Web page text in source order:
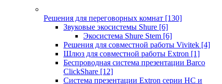
Решения для переговорных комнат [130]
Звуковые экосистемы Shure [6]
Экосистема Shure Stem [6]
Решения для совместной работы Vivitek [4]
Шлюз для совместной работы Extron [1]
Беспроводная система презентации Barco
ClickShare [12]
Система презентации Extron серии HC и